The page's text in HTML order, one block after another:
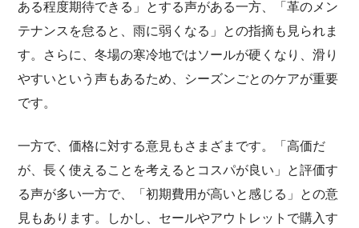
ある程度期待できる」とする声がある一方、「革のメン
テナンスを怠ると、雨に弱くなる」との指摘も見られま
す。さらに、冬場の寒冷地ではソールが硬くなり、滑り
やすいという声もあるため、シーズンごとのケアが重要
です。
一方で、価格に対する意見もさまざまです。「高価だ
が、長く使えることを考えるとコスパが良い」と評価す
る声が多い一方で、「初期費用が高いと感じる」との意
見もあります。しかし、セールやアウトレットで購入す